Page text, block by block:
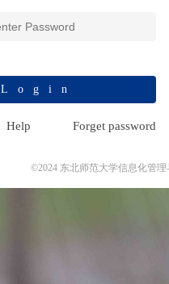
Login
Help Forget password
©2024 东北师范大学信息化管